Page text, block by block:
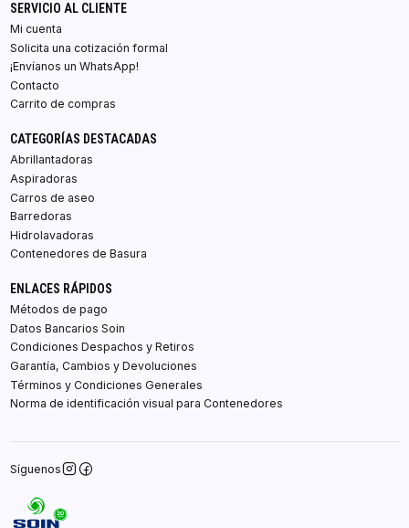
SERVICIO AL CLIENTE
Mi cuenta
Solicita una cotización formal
¡Envíanos un WhatsApp!
Contacto
Carrito de compras
CATEGORÍAS DESTACADAS
Abrillantadoras
Aspiradoras
Carros de aseo
Barredoras
Hidrolavadoras
Contenedores de Basura
ENLACES RÁPIDOS
Métodos de pago
Datos Bancarios Soin
Condiciones Despachos y Retiros
Garantía, Cambios y Devoluciones
Términos y Condiciones Generales
Norma de identificación visual para Contenedores
Síguenos